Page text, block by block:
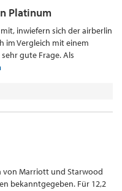
Platinum
inwiefern sich der airberlin
im Vergleich mit einem
gute Frage. Als
von Marriott und Starwood
bekanntgegeben. Für 12,2